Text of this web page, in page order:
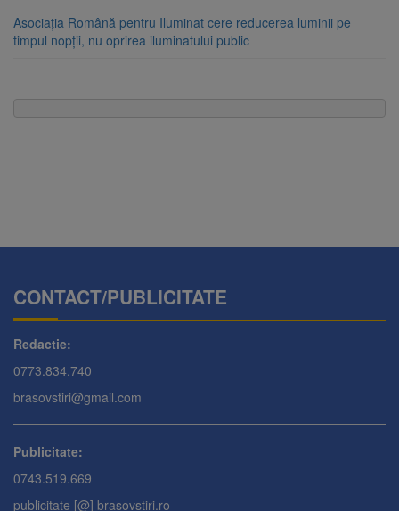
Asociația Română pentru Iluminat cere reducerea luminii pe
timpul nopții, nu oprirea iluminatului public
CONTACT/PUBLICITATE
Redactie:
0773.834.740
brasovstiri@gmail.com
Publicitate:
0743.519.669
publicitate [@] brasovstiri.ro